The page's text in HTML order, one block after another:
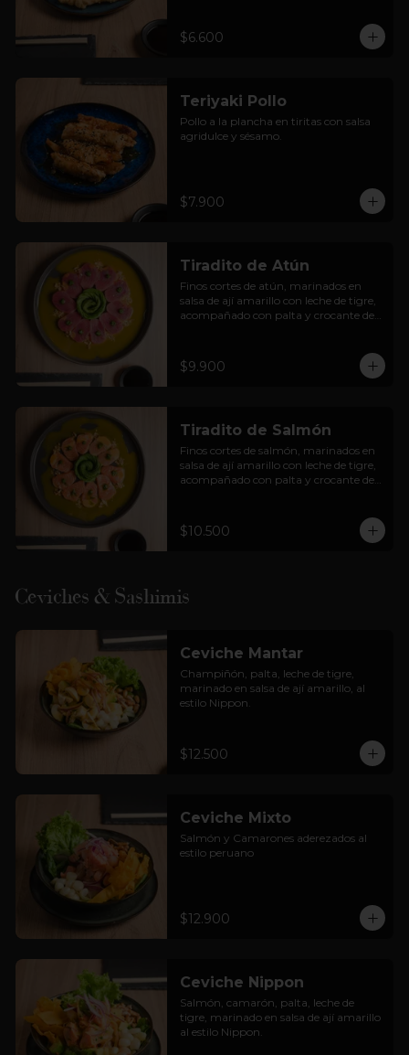
$6.600
Teriyaki Pollo
Pollo a la plancha en tiritas con salsa
agridulce y sésamo.
$7.900
Tiradito de Atún
Finos cortes de atún, marinados en
salsa de ají amarillo con leche de tigre,
acompañado con palta y crocante de
$9.900
Tiradito de Salmón
Finos cortes de salmón, marinados en
salsa de ají amarillo con leche de tigre,
acompañado con palta y crocante de
$10.500
Ceviches & Sashimis
Ceviche Mantar
Champiñón, palta, leche de tigre,
marinado en salsa de ají amarillo, al
estilo Nippon.
$12.500
Ceviche Mixto
Salmón y Camarones aderezados al
estilo peruano
$12.900
Ceviche Nippon
Salmón, camarón, palta, leche de
tigre, marinado en salsa de ají amarillo
al estilo Nippon.